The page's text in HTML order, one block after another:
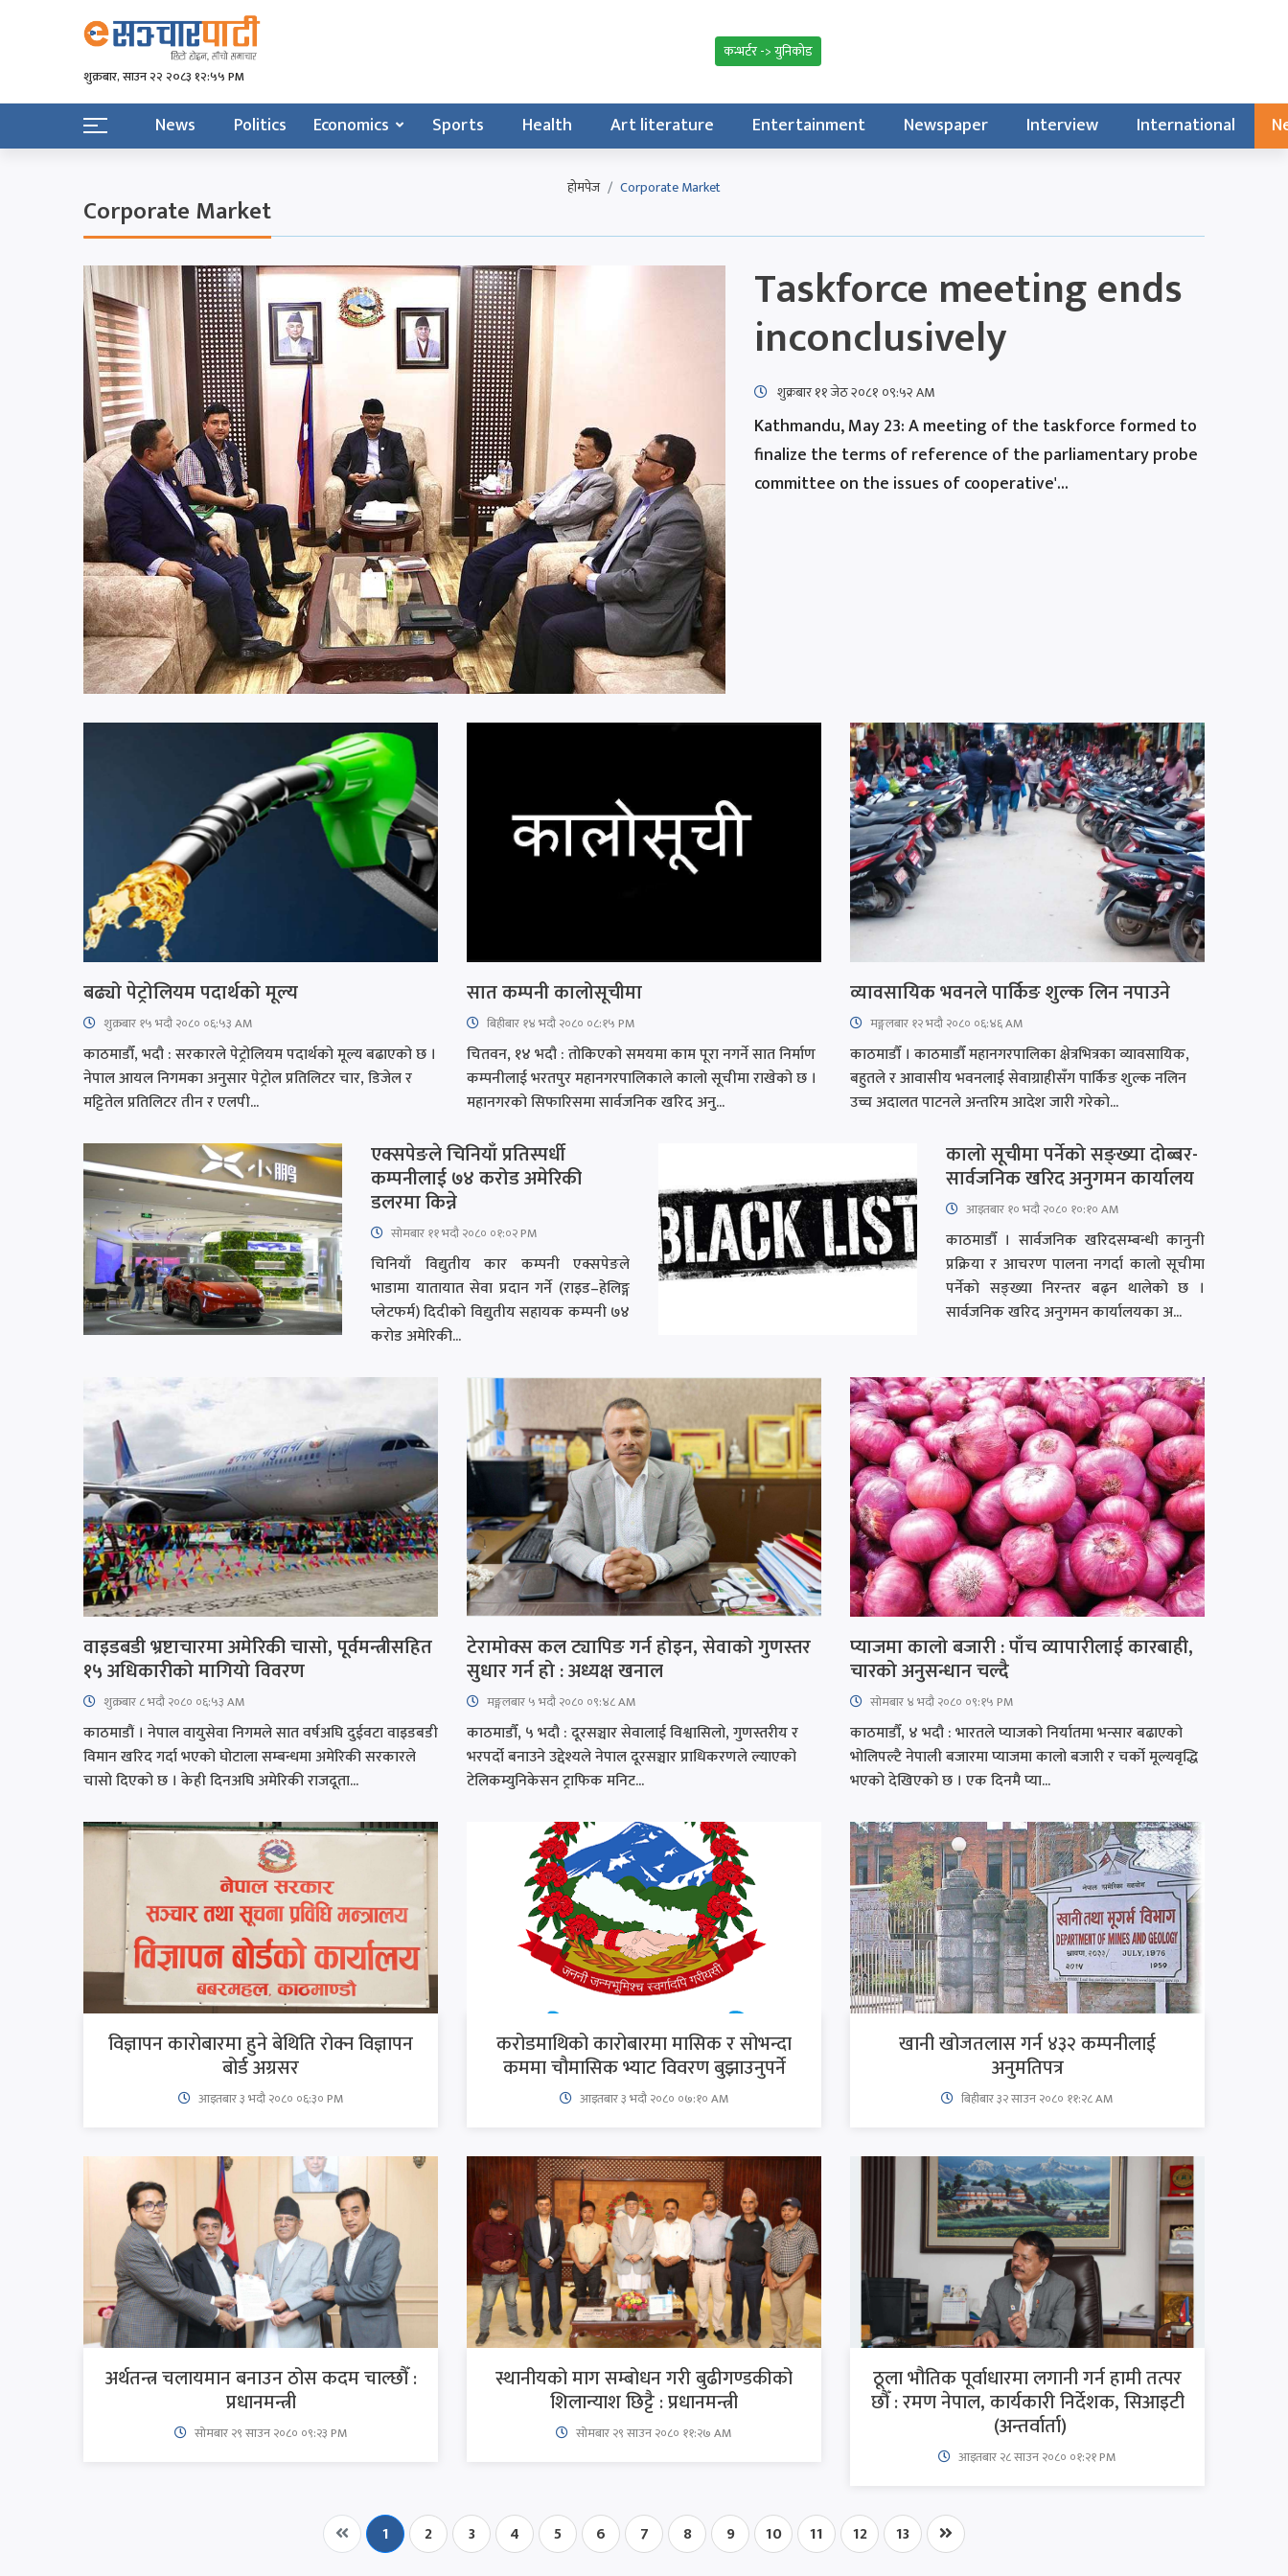
शुक्रबार​, साउन २२ २०८३ १२:५५ PM
कन्भर्टर -> युनिकोड
News Politics Economics Sports Health Art literature Entertainment Newspaper Interview International
होमपेज Corporate Market
Corporate Market
Taskforce meeting ends
inconclusively
शुक्रबार​ ११ जेठ २०८१ ०९:५२ AM
Kathmandu, May 23: A meeting of the taskforce formed to
finalize the terms of reference of the parliamentary probe
committee on the issues of cooperative'...
बढ्यो पेट्रोलियम पदार्थको मूल्य
शुक्रबार​ १५ भदौ २०८० ०६:५३ AM
काठमाडौँ, भदौ : सरकारले पेट्रोलियम पदार्थको मूल्य बढाएको छ ।
नेपाल आयल निगमका अनुसार पेट्रोल प्रतिलिटर चार, डिजेल र
मट्टितेल प्रतिलिटर तीन र एलपी...
सात कम्पनी कालोसूचीमा
बिहीबार १४ भदौ २०८० ०८:१५ PM
चितवन, १४ भदौ : तोकिएको समयमा काम पूरा नगर्ने सात निर्माण
कम्पनीलाई भरतपुर महानगरपालिकाले कालो सूचीमा राखेको छ ।
महानगरको सिफारिसमा सार्वजनिक खरिद अनु...
व्यावसायिक भवनले पार्किङ शुल्क लिन नपाउने
मङ्गलबार १२ भदौ २०८० ०६:४६ AM
काठमाडौँ । काठमाडौँ महानगरपालिका क्षेत्रभित्रका व्यावसायिक,
बहुतले र आवासीय भवनलाई सेवाग्राहीसँग पार्किङ शुल्क नलिन
उच्च अदालत पाटनले अन्तरिम आदेश जारी गरेको...
एक्सपेङले चिनियाँ प्रतिस्पर्धी
कम्पनीलाई ७४ करोड अमेरिकी
डलरमा किन्ने
सोमबार ११ भदौ २०८० ०१:०२ PM
चिनियाँ विद्युतीय कार कम्पनी एक्सपेङले
भाडामा यातायात सेवा प्रदान गर्ने (राइड–हेलिङ्ग
प्लेटफर्म) दिदीको विद्युतीय सहायक कम्पनी ७४
करोड अमेरिकी...
कालो सूचीमा पर्नेको सङ्ख्या दोब्बर-
सार्वजनिक खरिद अनुगमन कार्यालय
आइतबार​ १० भदौ २०८० १०:१० AM
काठमाडौँ । सार्वजनिक खरिदसम्बन्धी कानुनी
प्रक्रिया र आचरण पालना नगर्दा कालो सूचीमा
पर्नेको सङ्ख्या निरन्तर बढ्न थालेको छ ।
सार्वजनिक खरिद अनुगमन कार्यालयका अ...
वाइडबडी भ्रष्टाचारमा अमेरिकी चासो, पूर्वमन्त्रीसहित
१५ अधिकारीको मागियो विवरण
शुक्रबार​ ८ भदौ २०८० ०६:५३ AM
काठमाडौं । नेपाल वायुसेवा निगमले सात वर्षअघि दुईवटा वाइडबडी
विमान खरिद गर्दा भएको घोटाला सम्बन्धमा अमेरिकी सरकारले
चासो दिएको छ । केही दिनअघि अमेरिकी राजदूता...
टेरामोक्स कल ट्यापिङ गर्न होइन, सेवाको गुणस्तर
सुधार गर्न हो : अध्यक्ष खनाल
मङ्गलबार ५ भदौ २०८० ०९:४८ AM
काठमाडौँ, ५ भदौ : दूरसञ्चार सेवालाई विश्वासिलो, गुणस्तरीय र
भरपर्दो बनाउने उद्देश्यले नेपाल दूरसञ्चार प्राधिकरणले ल्याएको
टेलिकम्युनिकेसन ट्राफिक मनिट...
प्याजमा कालो बजारी : पाँच व्यापारीलाई कारबाही,
चारको अनुसन्धान चल्दै
सोमबार ४ भदौ २०८० ०९:१५ PM
काठमाडौँ, ४ भदौ : भारतले प्याजको निर्यातमा भन्सार बढाएको
भोलिपल्टै नेपाली बजारमा प्याजमा कालो बजारी र चर्को मूल्यवृद्धि
भएको देखिएको छ । एक दिनमै प्या...
विज्ञापन कारोबारमा हुने बेथिति रोक्न विज्ञापन
बोर्ड अग्रसर
आइतबार​ ३ भदौ २०८० ०६:३० PM
करोडमाथिको कारोबारमा मासिक र सोभन्दा
कममा चौमासिक भ्याट विवरण बुझाउनुपर्ने
आइतबार​ ३ भदौ २०८० ०७:१० AM
खानी खोजतलास गर्न ४३२ कम्पनीलाई
अनुमतिपत्र
बिहीबार ३२ साउन २०८० ११:२८ AM
अर्थतन्त्र चलायमान बनाउन ठोस कदम चाल्छौँ :
प्रधानमन्त्री
सोमबार २९ साउन २०८० ०९:२३ PM
स्थानीयको माग सम्बोधन गरी बुढीगण्डकीको
शिलान्याश छिट्टै : प्रधानमन्त्री
सोमबार २९ साउन २०८० ११:२७ AM
ठूला भौतिक पूर्वाधारमा लगानी गर्न हामी तत्पर
छौँ : रमण नेपाल, कार्यकारी निर्देशक, सिआइटी
(अन्तर्वार्ता)
आइतबार​ २८ साउन २०८० ०१:२१ PM
1 2 3 4 5 6 7 8 9 10 11 12 13